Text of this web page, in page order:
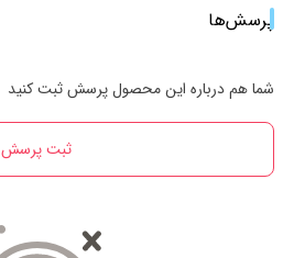
پرسش‌ها
شما هم درباره این محصول پرسش ثبت کنید
ثبت پرسش